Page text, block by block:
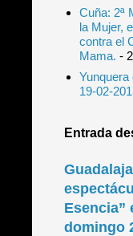
Cuña: 2ª
la Mujer,
contra el
Mama. -
19-02-
Entrada
Esencia”
domingo